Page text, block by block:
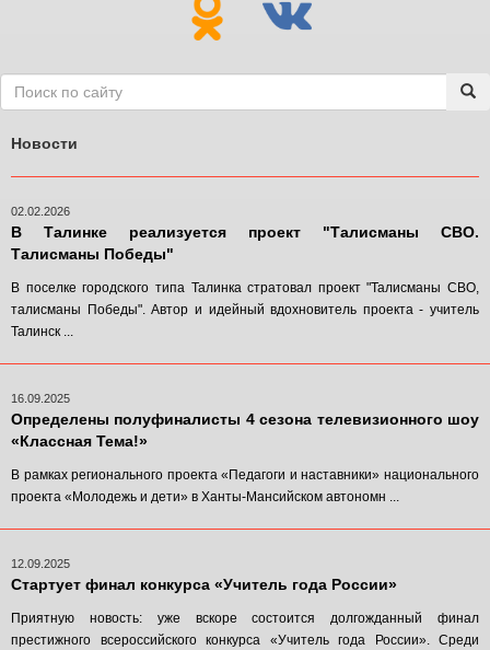
Новости
02.02.2026
В Талинке реализуется проект "Талисманы СВО.
Талисманы Победы"
В поселке городского типа Талинка стратовал проект "Талисманы СВО,
талисманы Победы". Автор и идейный вдохновитель проекта - учитель
Талинск ...
16.09.2025
Определены полуфиналисты 4 сезона телевизионного шоу
«Классная Тема!»
В рамках регионального проекта «Педагоги и наставники» национального
проекта «Молодежь и дети» в Ханты-Мансийском автономн ...
12.09.2025
Стартует финал конкурса «Учитель года России»
Приятную новость: уже вскоре состоится долгожданный финал
престижного всероссийского конкурса «Учитель года России». Среди